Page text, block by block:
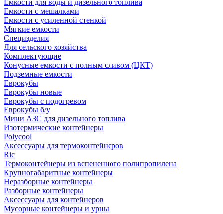
Емкости для воды и дизельного топлива
Емкости с мешалками
Емкости с усиленной стенкой
Мягкие емкости
Специзделия
Для сельского хозяйства
Комплектующие
Конусные емкости с полным сливом (ЦКТ)
Подземные емкости
Еврокубы
Еврокубы новые
Еврокубы с подогревом
Еврокубы б/у
Мини АЗС для дизельного топлива
Изотермические контейнеры
Polycool
Аксессуары для термоконтейнеров
Ric
Термоконтейнеры из вспененного полипропилена
Крупногабаритные контейнеры
Неразборные контейнеры
Разборные контейнеры
Аксессуары для контейнеров
Мусорные контейнеры и урны